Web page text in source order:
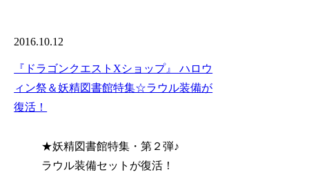
2016.10.12
『ドラゴンクエストXショップ』 ハロウ
ィン祭＆妖精図書館特集☆ラウル装備が
復活！
★妖精図書館特集・第２弾♪
ラウル装備セットが復活！